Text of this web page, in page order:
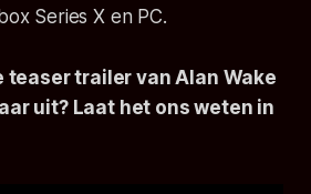
Series X en PC.
teaser trailer van Alan Wake
uit? Laat het ons weten in